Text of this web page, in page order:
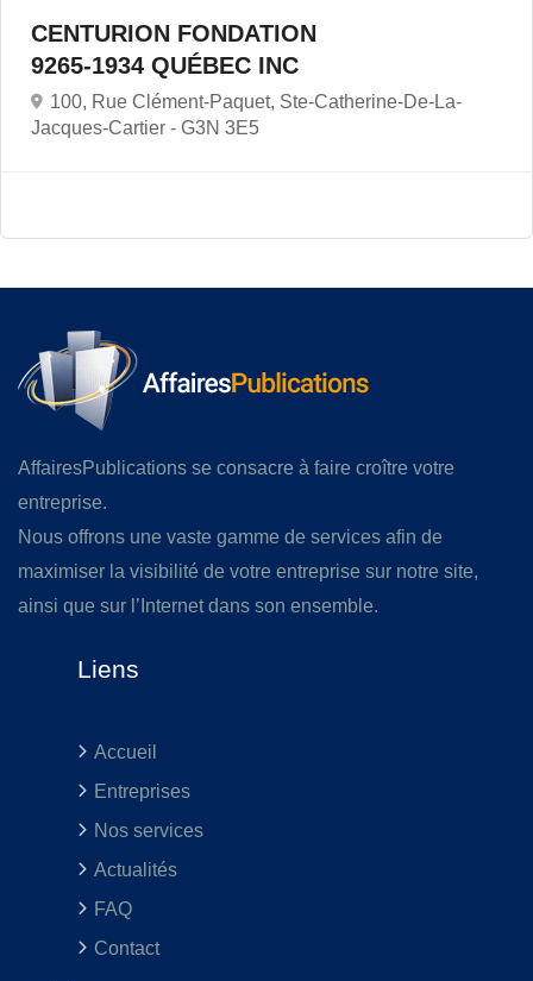
CENTURION FONDATION
9265-1934 QUÉBEC INC
100, Rue Clément-Paquet, Ste-Catherine-De-La-
Jacques-Cartier - G3N 3E5
AffairesPublications se consacre à faire croître votre
entreprise.
Nous offrons une vaste gamme de services afin de
maximiser la visibilité de votre entreprise sur notre site,
ainsi que sur l’Internet dans son ensemble.
Liens
Accueil
Entreprises
Nos services
Actualités
FAQ
Contact